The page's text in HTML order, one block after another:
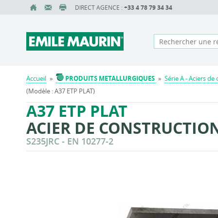
DIRECT AGENCE : +33 4 78 79 34 34
Accueil » PRODUITS METALLURGIQUES » Série A - Aciers
(Modèle : A37 ETP PLAT)
A37 ETP PLAT
ACIER DE
S235JRC - EN 10277-2